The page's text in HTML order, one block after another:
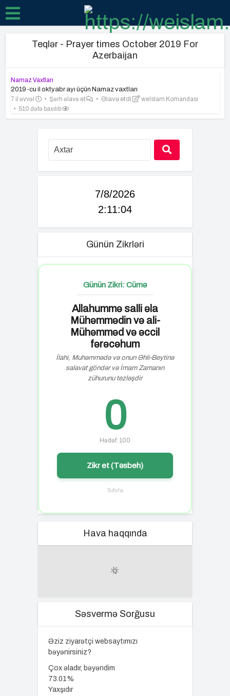
Teqlər - Prayer times October 2019 For
Azerbaijan
Namaz Vaxtları
2019-cu il oktyabr ayı üçün Namaz vaxtları
7 il əvvəl
Şərh əlavə et Əlavə etdi
weIslam Komandası
510 dəfə baxılıb
7/8/2026
2:11:04
Günün Zikrləri
Günün Zikri: Cümə
Allahummə salli əla
Mühəmmədin və ali-
Mühəmməd və əccil
fərəcəhum
İlahi, Muhəmmədə və onun Əhli-Beytinə
salavat göndər və İmam Zamanın
zühurunu tezləşdir
0
Hədəf: 100
Zikr et (Təsbeh)
Sıfırla
Hava haqqında
Səsvermə Sorğusu
Əziz ziyarətçi websaytımızı
bəyənirsiniz?
Çox əladır, bəyəndim
73.01%
Yaxşıdır